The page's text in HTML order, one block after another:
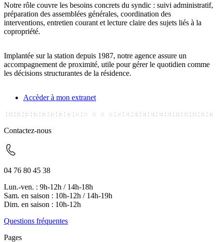
Notre rôle couvre les besoins concrets du syndic : suivi administratif,
préparation des assemblées générales, coordination des
interventions, entretien courant et lecture claire des sujets liés à la
copropriété.
Implantée sur la station depuis 1987, notre agence assure un
accompagnement de proximité, utile pour gérer le quotidien comme
les décisions structurantes de la résidence.
Accèder à mon extranet
Contactez-nous
04 76 80 45 38
Lun.-ven. : 9h-12h / 14h-18h
Sam. en saison : 10h-12h / 14h-19h
Dim. en saison : 10h-12h
Questions fréquentes
Pages